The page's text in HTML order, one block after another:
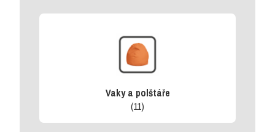
Vaky a polštáře
(11)